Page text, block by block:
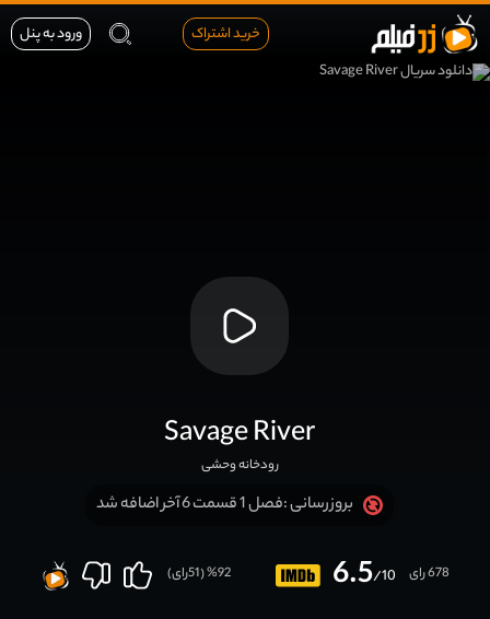
خرید اشتراک ورود به پنل
Savage River
رودخانه وحشی
بروزرسانی :فصل 1 قسمت 6 آخر اضافه شد
6.5/10 678 رای 92
% (
51رای)